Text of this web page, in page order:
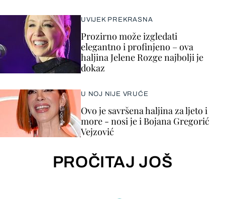
UVIJEK PREKRASNA
Prozirno može izgledati
elegantno i profinjeno – ova
haljina Jelene Rozge najbolji je
dokaz
U NOJ NIJE VRUĆE
Ovo je savršena haljina za ljeto i
more - nosi je i Bojana Gregorić
Vejzović
PROČITAJ JOŠ